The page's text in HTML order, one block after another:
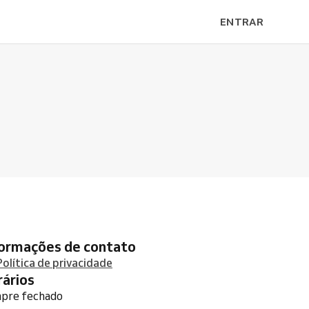
ENTRAR
de contato
de privacidade
fechado